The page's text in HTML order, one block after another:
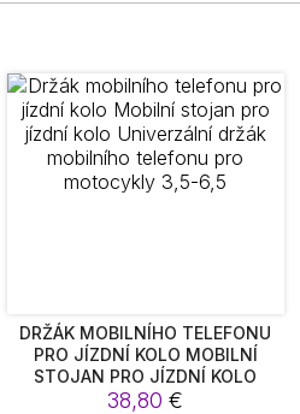
DRŽÁK MOBILNÍHO TELEFONU
PRO JÍZDNÍ KOLO MOBILNÍ
STOJAN PRO JÍZDNÍ KOLO
UNIVERZÁLNÍ DRŽÁK MOBILNÍHO
38,80€